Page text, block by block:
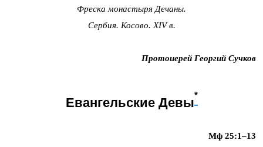
Фреска монастыря Дечаны.
Сербия. Косово. XIV в.
Протоиерей Георгий Сучков
Евангельские Девы
*
Мф 25:1–13